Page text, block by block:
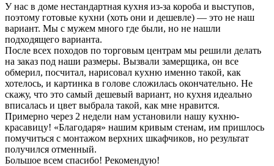
У нас в доме нестандартная кухня из-за короба и выступов,
поэтому готовые кухни (хоть они и дешевле) — это не наш
вариант. Мы с мужем много где были, но не нашли
подходящего варианта.
После всех походов по торговым центрам мы решили делать
на заказ под наши размеры. Вызвали замерщика, он все
обмерил, посчитал, нарисовал кухню именно такой, как
хотелось, и картинка в голове сложилась окончательно. Не
скажу, что это самый дешевый вариант, но кухня идеально
вписалась и цвет выбрала такой, как мне нравится.
Примерно через 2 недели нам установили нашу кухню-
красавицу! «Благодаря» нашим кривым стенам, им пришлось
помучиться с монтажом верхних шкафчиков, но результат
получился отменный.
Большое всем спасибо! Рекомендую!